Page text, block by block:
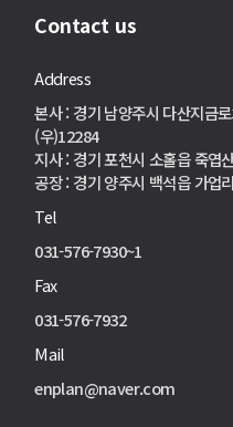
Contact us
Address
본사 : 경기 남양주시 다산지금
(우)12284
지사 : 경기 포천시 소홀읍 죽엽
공장 : 경기 양주시 백석읍 가업
Tel
031-576-7930~1
Fax
031-576-7932
Mail
enplan@naver.com